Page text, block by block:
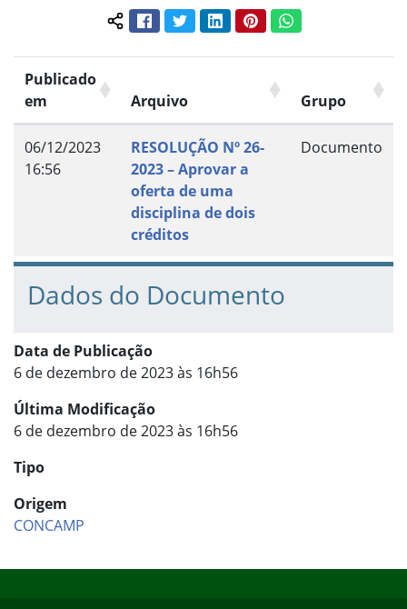
Compartilhar conteúdo:
FacebookTwitterLinkedInPinterestWhatsApp
Publicado
em
Arquivo Grupo
06/12/2023
16:56
RESOLUÇÃO Nº 26-
2023 – Aprovar a
oferta de uma
disciplina de dois
créditos
Documento
Dados do Documento
Data de Publicação
6 de dezembro de 2023 às 16h56
Última Modificação
6 de dezembro de 2023 às 16h56
Tipo
Origem
CONCAMP